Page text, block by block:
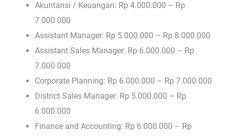
Akuntansi / Keuangan: Rp 4.000.000 – Rp
7.000.000
Assistant Manager: Rp 5.000.000 – Rp 8.000.000
Assistant Sales Manager: Rp 6.000.000 – Rp
7.000.000
Corporate Planning: Rp 6.000.000 – Rp 7.000.000
District Sales Manager: Rp 5.000.000 – Rp
6.000.000
Finance and Accounting: Rp 6.000.000 – Rp